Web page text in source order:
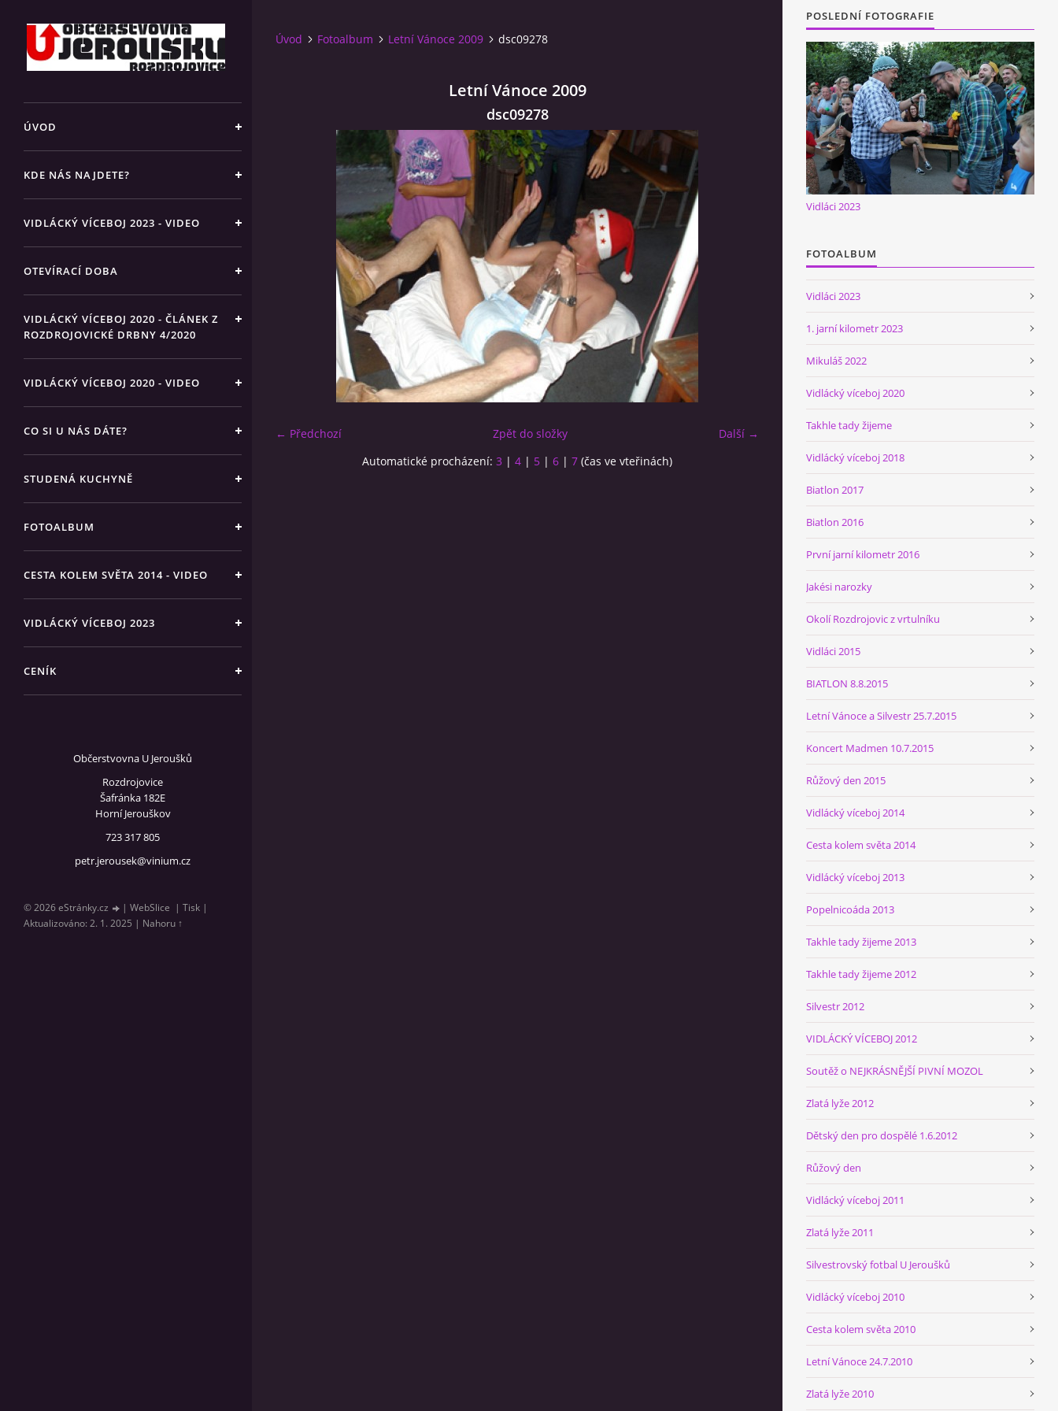
ÚVOD
KDE NÁS NAJDETE?
VIDLÁCKÝ VÍCEBOJ 2023 - VIDEO
OTEVÍRACÍ DOBA
VIDLÁCKÝ VÍCEBOJ 2020 - ČLÁNEK Z
ROZDROJOVICKÉ DRBNY 4/2020
VIDLÁCKÝ VÍCEBOJ 2020 - VIDEO
CO SI U NÁS DÁTE?
STUDENÁ KUCHYNĚ
FOTOALBUM
CESTA KOLEM SVĚTA 2014 - VIDEO
VIDLÁCKÝ VÍCEBOJ 2023
CENÍK
Občerstvovna U Jeroušků
Rozdrojovice
Šafránka 182E
Horní Jerouškov
723 317 805
petr.jerousek@vinium.cz
© 2026 eStránky.cz | WebSlice | Tisk |
Aktualizováno: 2. 1. 2025 | Nahoru ↑
Úvod Fotoalbum Letní Vánoce 2009 dsc09278
Letní Vánoce 2009
dsc09278
← Předchozí Další →
Zpět do složky
Automatické procházení: 3 | 4 | 5 | 6 | 7 (čas ve vteřinách)
POSLEDNÍ FOTOGRAFIE
Vidláci 2023
FOTOALBUM
Vidláci 2023
1. jarní kilometr 2023
Mikuláš 2022
Vidlácký víceboj 2020
Takhle tady žijeme
Vidlácký víceboj 2018
Biatlon 2017
Biatlon 2016
První jarní kilometr 2016
Jakési narozky
Okolí Rozdrojovic z vrtulníku
Vidláci 2015
BIATLON 8.8.2015
Letní Vánoce a Silvestr 25.7.2015
Koncert Madmen 10.7.2015
Růžový den 2015
Vidlácký víceboj 2014
Cesta kolem světa 2014
Vidlácký víceboj 2013
Popelnicoáda 2013
Takhle tady žijeme 2013
Takhle tady žijeme 2012
Silvestr 2012
VIDLÁCKÝ VÍCEBOJ 2012
Soutěž o NEJKRÁSNĚJŠÍ PIVNÍ MOZOL
Zlatá lyže 2012
Dětský den pro dospělé 1.6.2012
Růžový den
Vidlácký víceboj 2011
Zlatá lyže 2011
Silvestrovský fotbal U Jeroušků
Vidlácký víceboj 2010
Cesta kolem světa 2010
Letní Vánoce 24.7.2010
Zlatá lyže 2010